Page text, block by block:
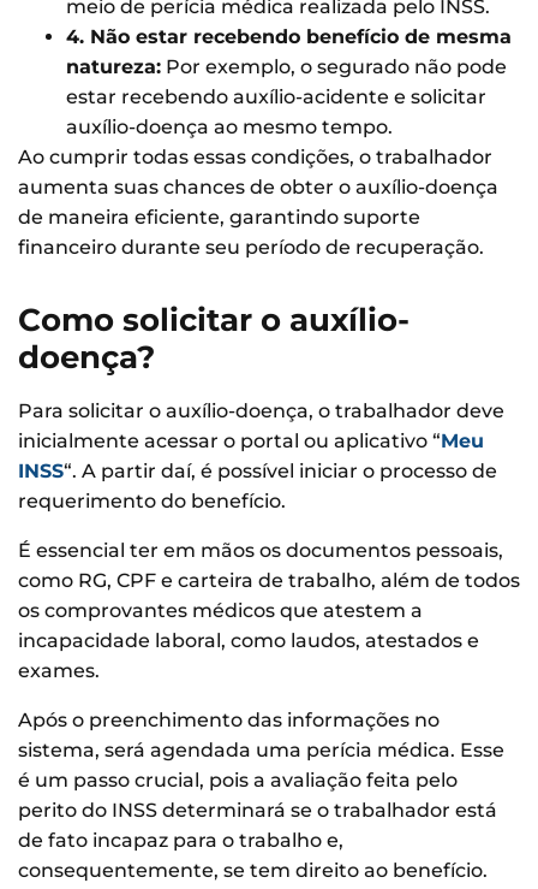
meio de perícia médica realizada pelo INSS.
4. Não estar recebendo benefício de mesma
natureza: Por exemplo, o segurado não pode
estar recebendo auxílio-acidente e solicitar
auxílio-doença ao mesmo tempo.
Ao cumprir todas essas condições, o trabalhador
aumenta suas chances de obter o auxílio-doença
de maneira eficiente, garantindo suporte
financeiro durante seu período de recuperação.
Como solicitar o auxílio-
doença?
Para solicitar o auxílio-doença, o trabalhador deve
inicialmente acessar o portal ou aplicativo “Meu
INSS“. A partir daí, é possível iniciar o processo de
requerimento do benefício.
É essencial ter em mãos os documentos pessoais,
como RG, CPF e carteira de trabalho, além de todos
os comprovantes médicos que atestem a
incapacidade laboral, como laudos, atestados e
exames.
Após o preenchimento das informações no
sistema, será agendada uma perícia médica. Esse
é um passo crucial, pois a avaliação feita pelo
perito do INSS determinará se o trabalhador está
de fato incapaz para o trabalho e,
consequentemente, se tem direito ao benefício.